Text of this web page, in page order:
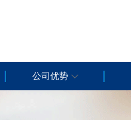
公司优势